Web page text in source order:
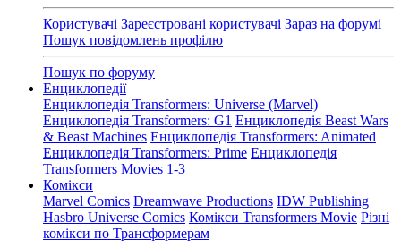
Користувачі Зареєстровані користувачі Зараз на форумі
Пошук повідомлень профілю
Пошук по форуму
Енциклопедії
Енциклопедія Transformers: Universe (Marvel)
Енциклопедія Transformers: G1 Енциклопедія Beast Wars
& Beast Machines Енциклопедія Transformers: Animated
Енциклопедія Transformers: Prime Енциклопедія
Transformers Movies 1-3
Комікси
Marvel Comics Dreamwave Productions IDW Publishing
Hasbro Universe Comics Комікси Transformers Movie Різні
комікси по Трансформерам